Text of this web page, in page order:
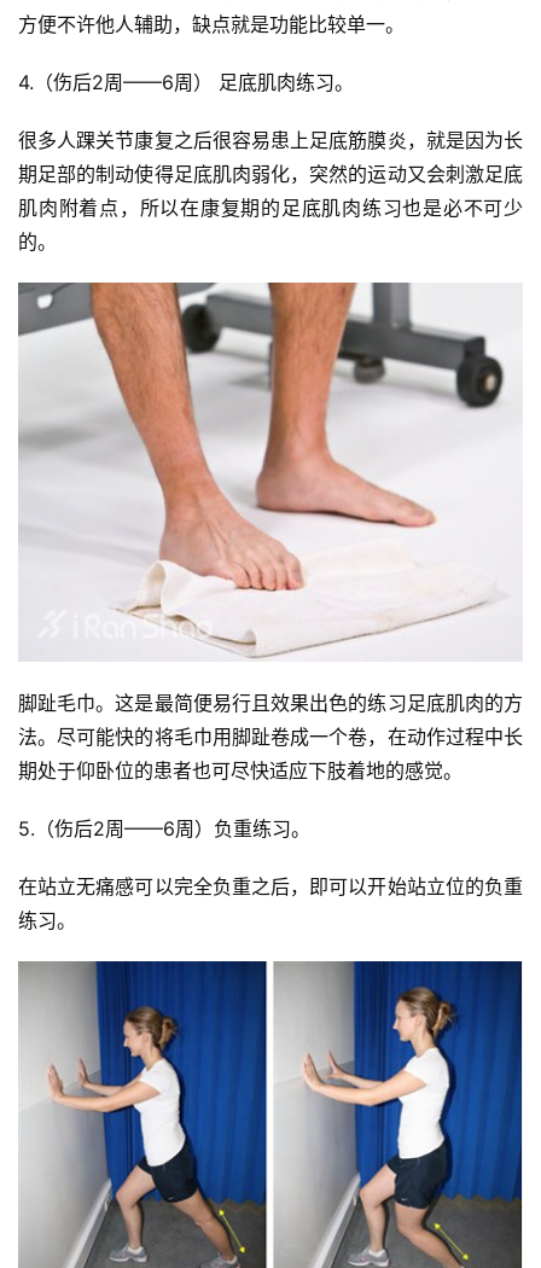
比
观
练
视
频
用
精
选
方便不许他人辅助，缺点就是功能比较单一。
4.（伤后2周——6周） 足底肌肉练习。
很多人踝关节康复之后很容易患上足底筋膜炎，就是因为长
期足部的制动使得足底肌肉弱化，突然的运动又会刺激足底
肌肉附着点，所以在康复期的足底肌肉练习也是必不可少
的。
脚趾毛巾。这是最简便易行且效果出色的练习足底肌肉的方
法。尽可能快的将毛巾用脚趾卷成一个卷，在动作过程中长
期处于仰卧位的患者也可尽快适应下肢着地的感觉。
5.（伤后2周——6周）负重练习。
在站立无痛感可以完全负重之后，即可以开始站立位的负重
练习。